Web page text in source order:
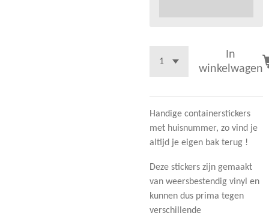
In
winkelwagen
Handige containerstickers
met huisnummer, zo vind je
altijd je eigen bak terug !
Deze stickers zijn gemaakt
van weersbestendig vinyl en
kunnen dus prima tegen
verschillende